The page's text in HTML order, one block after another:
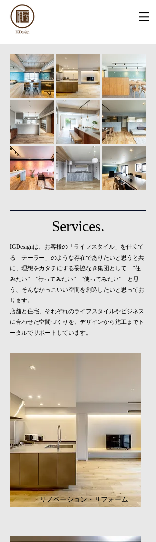
Services.
IGDesignは、お客様の「ライフスタイル」を仕立て
る「テーラー」のような存在でありたいと思うと共
に、理想をカタチにする妥協なき集団として “住
みたい” ”行ってみたい” ”使ってみたい” と思
う、そんなかっこいい空間を創造したいと思ってお
ります。
店舗と住宅、それぞれのライフスタイルやビジネス
に合わせた空間づくりを、デザインから施工までト
ータルでサポートしています。
リノベーション・リフォーム